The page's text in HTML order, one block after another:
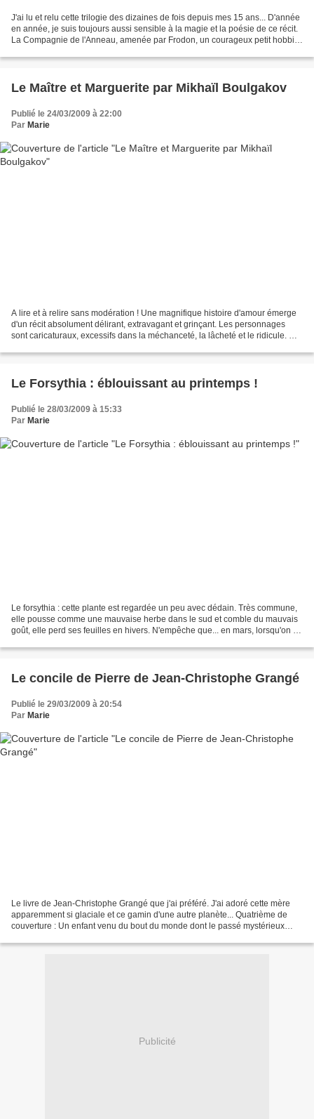
J'ai lu et relu cette trilogie des dizaines de fois depuis mes 15 ans... D'année
en année, je suis toujours aussi sensible à la magie et la poésie de ce récit.
La Compagnie de l'Anneau, amenée par Frodon, un courageux petit hobbit,
Le Maître et Marguerite par Mikhaïl Boulgakov
Publié le 24/03/2009 à 22:00
Par Marie
A lire et à relire sans modération ! Une magnifique histoire d'amour émerge
d'un récit absolument délirant, extravagant et grinçant. Les personnages
sont caricaturaux, excessifs dans la méchanceté, la lâcheté et le ridicule. Ce
Le Forsythia : éblouissant au printemps !
Publié le 28/03/2009 à 15:33
Par Marie
Le forsythia : cette plante est regardée un peu avec dédain. Très commune,
elle pousse comme une mauvaise herbe dans le sud et comble du mauvais
goût, elle perd ses feuilles en hivers. N'empêche que... en mars, lorsqu'on se
Le concile de Pierre de Jean-Christophe Grangé
Publié le 29/03/2009 à 20:54
Par Marie
Le livre de Jean-Christophe Grangé que j'ai préféré. J'ai adoré cette mère
apparemment si glaciale et ce gamin d'une autre planète... Quatrième de
couverture : Un enfant venu du bout du monde dont le passé mystérieux
Publicité